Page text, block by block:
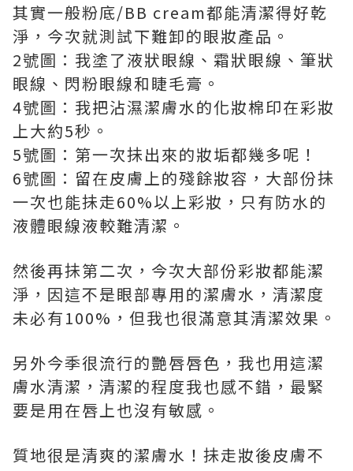
其實一般粉底/BB cream都能清潔得好乾
淨，今次就測試下難卸的眼妝產品。
2號圖：我塗了液狀眼線、霜狀眼線、筆狀
眼線、閃粉眼線和睫毛膏。
4號圖：我把沾濕潔膚水的化妝棉印在彩妝
上大約5秒。
5號圖：第一次抺出來的妝垢都幾多呢！
6號圖：留在皮膚上的殘餘妝容，大部份抺
一次也能抺走60%以上彩妝，只有防水的
液體眼線液較難清潔。
然後再抺第二次，今次大部份彩妝都能潔
淨，因這不是眼部專用的潔膚水，清潔度
未必有100%，但我也很滿意其清潔效果。
另外今季很流行的艷唇唇色，我也用這潔
膚水清潔，清潔的程度我也感不錯，最緊
要是用在唇上也沒有敏感。
質地很是清爽的潔膚水！抺走妝後皮膚不